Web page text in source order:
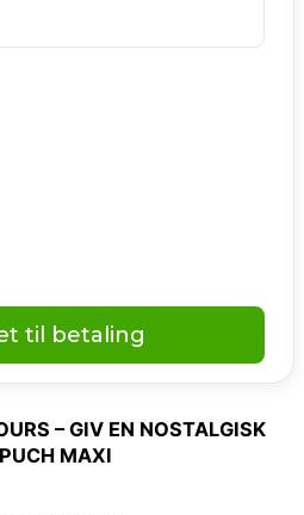
– GIV EN NOSTALGISK
MAXI